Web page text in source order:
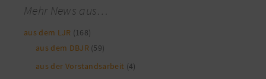
Mehr News aus…
aus dem LJR (168)
aus dem DBJR (59)
aus der Vorstandsarbeit (4)